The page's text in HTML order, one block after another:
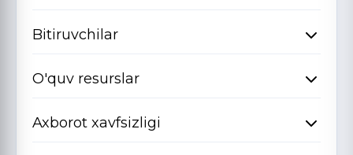
Bitiruvchilar
O'quv resurslar
Axborot xavfsizligi